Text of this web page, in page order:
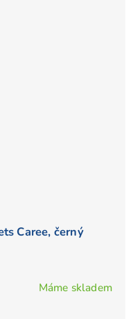
Caree, černý
Máme skladem